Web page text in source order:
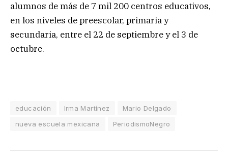
alumnos de más de 7 mil 200 centros educativos,
en los niveles de preescolar, primaria y
secundaria, entre el 22 de septiembre y el 3 de
octubre.
educación Irma Martínez
Mario Delgado
nueva escuela mexicana
PeriodismoNegro